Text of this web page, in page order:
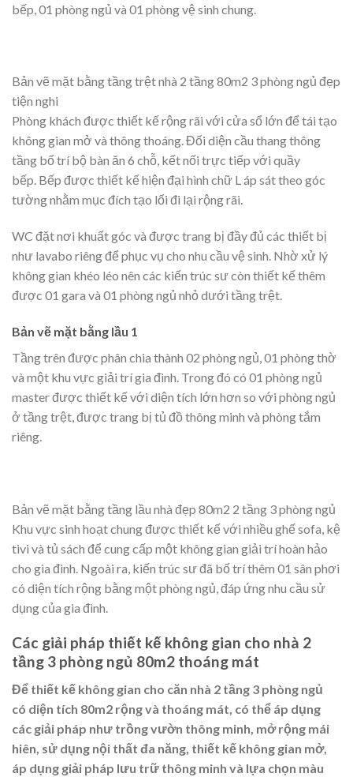
bếp, 01 phòng ngủ và 01 phòng vệ sinh chung.
Bản vẽ mặt bằng tầng trệt nhà 2 tầng 80m2 3 phòng ngủ đẹp
tiện nghi
Phòng khách được thiết kế rộng rãi với cửa sổ lớn để tái tạo
không gian mở và thông thoáng. Đối diện cầu thang thông
tầng bố trí bộ bàn ăn 6 chỗ, kết nối trực tiếp với quầy
bếp. Bếp được thiết kế hiện đại hình chữ L áp sát theo góc
tường nhằm mục đích tạo lối đi lại rộng rãi.
WC đặt nơi khuất góc và được trang bị đầy đủ các thiết bị
như lavabo riêng để phục vụ cho nhu cầu vệ sinh. Nhờ xử lý
không gian khéo léo nên các kiến trúc sư còn thiết kế thêm
được 01 gara và 01 phòng ngủ nhỏ dưới tầng trệt.
Bản vẽ mặt bằng lầu 1
Tầng trên được phân chia thành 02 phòng ngủ, 01 phòng thờ
và một khu vực giải trí gia đình. Trong đó có 01 phòng ngủ
master được thiết kế với diện tích lớn hơn so với phòng ngủ
ở tầng trệt, được trang bị tủ đồ thông minh và phòng tắm
riêng.
Bản vẽ mặt bằng tầng lầu nhà đẹp 80m2 2 tầng 3 phòng ngủ
Khu vực sinh hoạt chung được thiết kế với nhiều ghế sofa, kệ
tivi và tủ sách để cung cấp một không gian giải trí hoàn hảo
cho gia đình. Ngoài ra, kiến trúc sư đã bố trí thêm 01 sân phơi
có diện tích rộng bằng một phòng ngủ, đáp ứng nhu cầu sử
dụng của gia đình.
Các giải pháp thiết kế không gian cho nhà 2
tầng 3 phòng ngủ 80m2 thoáng mát
Để thiết kế không gian cho căn nhà 2 tầng 3 phòng ngủ
có diện tích 80m2 rộng và thoáng mát, có thể áp dụng
các giải pháp như trồng vườn thông minh, mở rộng mái
hiên, sử dụng nội thất đa năng, thiết kế không gian mở,
áp dụng giải pháp lưu trữ thông minh và lựa chọn màu